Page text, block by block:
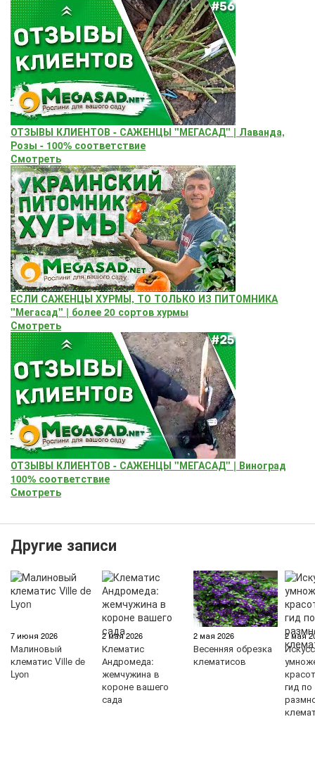
ОТЗЫВЫ КЛИЕНТОВ - САЖЕНЦЫ "МЕГАСАД" | Лаванда,
Розы - 100% соответствие
Смотреть
ЕСЛИ САЖЕНЦЫ ХУРМЫ, ТО ТОЛЬКО ИЗ ПИТОМНИКА
"Мегасад" | более 20 сортов хурмы
Смотреть
ОТЗЫВЫ КЛИЕНТОВ - САЖЕНЦЫ "МЕГАСАД" | Виноград
100% соответствие
Смотреть
Другие записи
7 июня 2026
Малиновый
клематис Ville de
Lyon
2 мая 2026
Клематис
Андромеда:
жемчужина в
короне вашего
сада
2 мая 2026
Весенняя обрезка
клематисов
2 мая
гид по